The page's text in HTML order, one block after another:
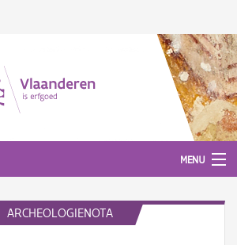
MENU
ARCHEOLOGIENOTA